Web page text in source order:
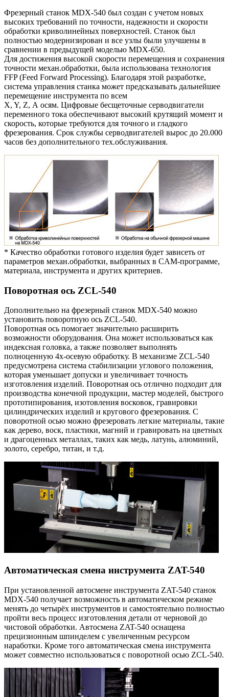
Фрезерный станок MDX-540 был создан с учетом новых
высоких требований по точности, надежности и скорости
обработки криволинейных поверхностей. Станок был
полностью модернизирован и все узлы были улучшены в
сравнении в предыдущей моделью MDX-650.
Для достижения высокой скорости перемещения и сохранения
точности механ.обработки, была использована технология
FFP(Feed Forward Processing). Благодаря этой разработке,
система управления станка может предсказывать дальнейшее
перемещение инструмента по всем
X, Y, Z, А осям. Цифровые бесщеточные серводвигатели
переменного тока обеспечивают высокий крутящий момент и
скорость, которые требуются для точного и гладкого
фрезерования. Срок службы серводвигателей вырос до 20.000
часов без дополнительного тех.обслуживания.
* Качество обработки готового изделия будет зависеть от
параметров механ.обработки, выбранных в CAM-программе,
материала, инструмента и других критериев.
Поворотная ось ZCL-540
Дополнительно на фрезерный станок MDX-540 можно
установить поворотную ось ZCL-540.
Поворотная ось помогает значительно расширить
возможности оборудования. Она может использоваться как
индексная головка, а также позволяет выполнять
полноценную 4х-осевую обработку. В механизме ZCL-540
предусмотрена система стабилизации углового положения,
которая уменьшает допуски и увеличивает точность
изготовления изделий. Поворотная ось отлично подходит для
производства конечной продукции, мастер моделей, быстрого
прототипирования, изотовления восковок, гравировки
цилиндрических изделий и кругового фрезерования. С
поворотной осью можно фрезеровать легкие материалы, такие
как дерево, воск, пластики, магний и гравировать на цветных
и драгоценных металлах, таких как медь, латунь, алюминий,
золото, серебро, титан, и т.д.
Автоматическая смена инструмента ZAT-540
При установленной автосмене инструмента ZAT-540 станок
MDX-540 получает возможность в автоматическом режиме
менять до четырёх инструментов и самостоятельно полностью
пройти весь процесс изготовления детали от черновой до
чистовой обработки. Автосмена ZAT-540 оснащена
прецизионным шпинделем с увеличенным ресурсом
наработки. Кроме того автоматическая смена инструмента
может совместно использоваться с поворотной осью ZCL-540.